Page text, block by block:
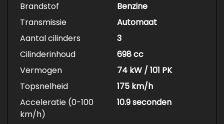
Brandstof
Benzine
Transmissie
Automaat
Aantal cilinders
3
Cilinderinhoud
698 cc
Vermogen
74 kW / 101 PK
Topsnelheid
175 km/h
Acceleratie (0-100
km/h)
10.9 seconden